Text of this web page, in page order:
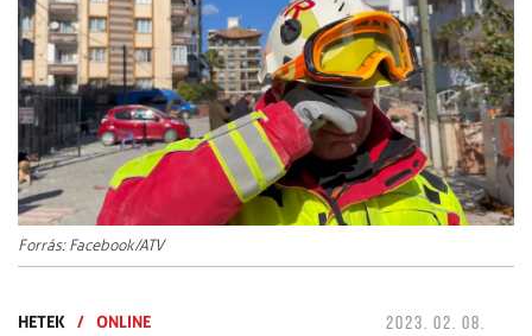
Forrás: Facebook/ATV
HETEK / ONLINE 2023. 02. 08.